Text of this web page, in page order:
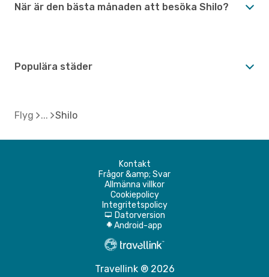
När är den bästa månaden att besöka Shilo?
Populära städer
Flyg Shilo
Kontakt
Frågor &amp; Svar
Allmänna villkor
Cookiepolicy
Integritetspolicy
d Datorversion
A Android-app
Travellink ® 2026